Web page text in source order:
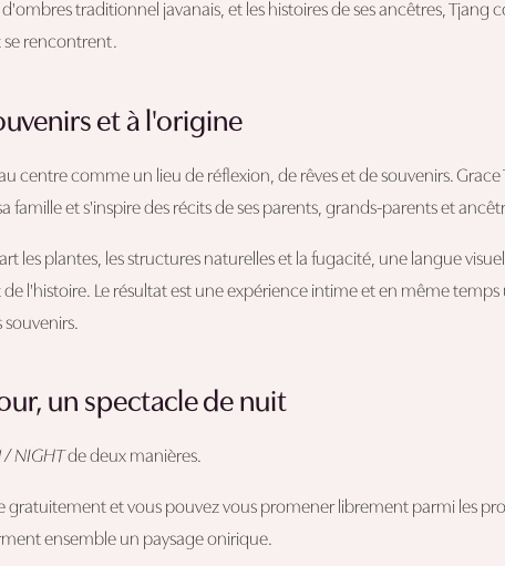
traditionnel javanais, et les histoires de ses ancêtres, Tjang
se rencontrent.
et à l'origine
centre comme un lieu de réflexion, de rêves et de souvenirs.
famille et s'inspire des récits de ses parents, grands-parents et
les plantes, les structures naturelles et la fugacité, une langue
l'histoire. Le résultat est une expérience intime et en même temps
souvenirs.
un spectacle de nuit
/ NIGHTde deux manières.
gratuitement et vous pouvez vous promener librement parmi les
ensemble un paysage onirique.